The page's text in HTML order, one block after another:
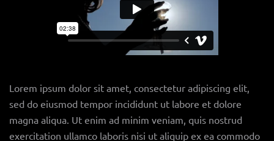
Lorem ipsum dolor sit amet, consectetur adipiscing elit,
sed do eiusmod tempor incididunt ut labore et dolore
magna aliqua. Ut enim ad minim veniam, quis nostrud
exercitation ullamco laboris nisi ut aliquip ex ea commodo